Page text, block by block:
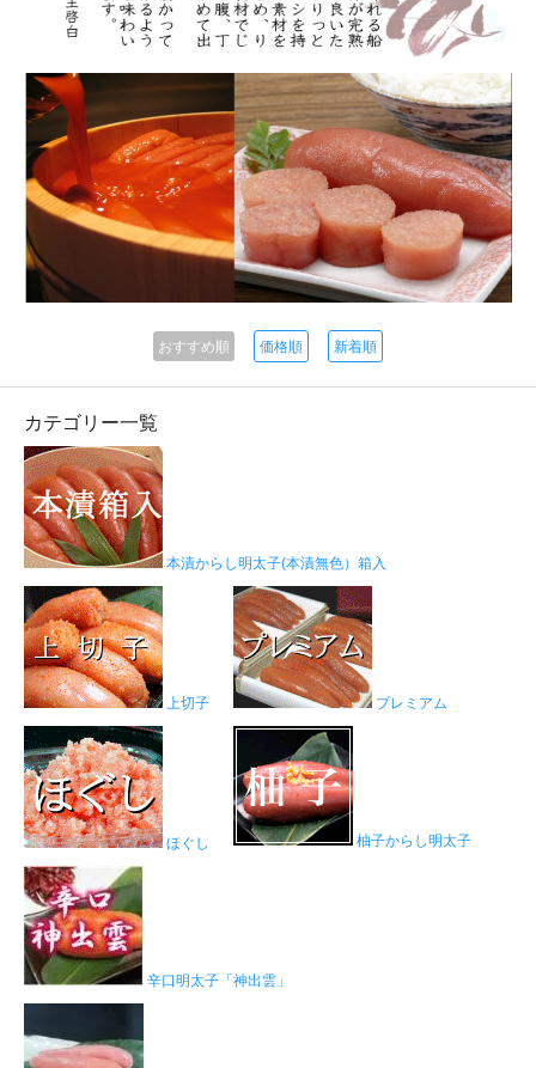
おすすめ順 価格順 新着順
カテゴリー一覧
本漬からし明太子(本漬無色）箱入
上切子 プレミアム
ほぐし 柚子からし明太子
辛口明太子「神出雲」